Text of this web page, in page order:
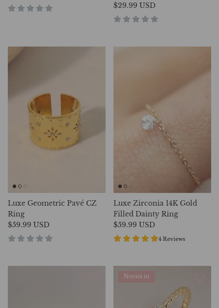
$29.99 USD
Luxe Geometric Pavé CZ
Ring
$59.99 USD
Luxe Zirconia 14K Gold
Filled Dainty Ring
$59.99 USD
4 Reviews
Novità in